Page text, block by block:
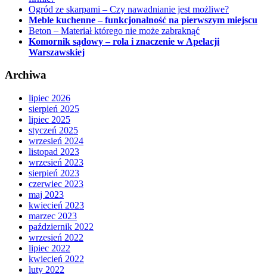
Ogród ze skarpami – Czy nawadnianie jest możliwe?
Meble kuchenne – funkcjonalność na pierwszym miejscu
Beton – Materiał którego nie może zabraknąć
Komornik sądowy – rola i znaczenie w Apelacji
Warszawskiej
Archiwa
lipiec 2026
sierpień 2025
lipiec 2025
styczeń 2025
wrzesień 2024
listopad 2023
wrzesień 2023
sierpień 2023
czerwiec 2023
maj 2023
kwiecień 2023
marzec 2023
październik 2022
wrzesień 2022
lipiec 2022
kwiecień 2022
luty 2022